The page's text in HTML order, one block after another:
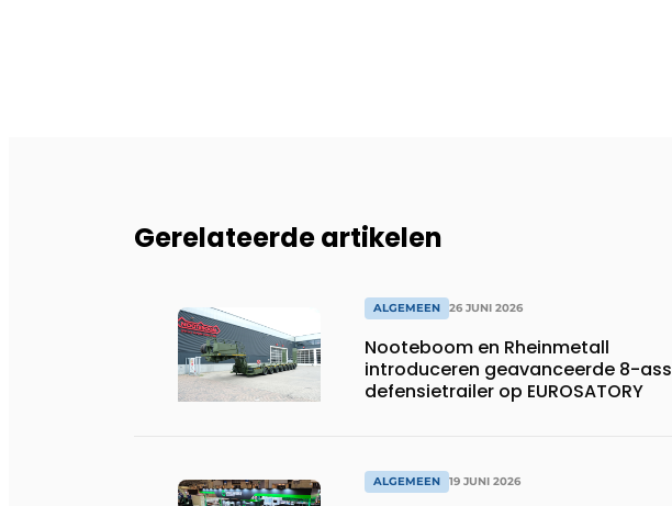
Gerelateerde artikelen
ALGEMEEN 26 JUNI 2026
Nooteboom en Rheinmetall
introduceren geavanceerde 8-
defensietrailer op EUROSATORY
ALGEMEEN 19 JUNI 2026